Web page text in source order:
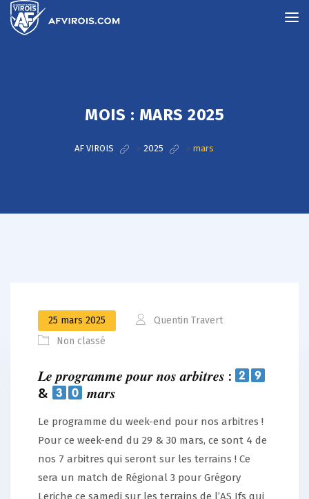
MOIS : MARS 2025
AF VIROIS > 2025 > mars
25 mars 2025
Quentin Travert
Non classé
𝑳𝒆 𝒑𝒓𝒐𝒈𝒓𝒂𝒎𝒎𝒆 𝒑𝒐𝒖𝒓 𝒏𝒐𝒔 𝒂𝒓𝒃𝒊𝒕𝒓𝒆𝒔 :
&
𝒎𝒂𝒓𝒔
Le programme du week-end pour nos arbitres !
Pour ce week-end du 29 & 30 mars, ce sont 4 de
nos 7 arbitres qui seront sur les terrains ! Ce
sera un match de Régional 3 pour Grégory
Leriche ce samedi sur les terrains de l’AS Ifs qui